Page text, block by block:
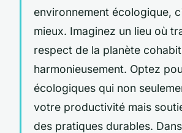
environnement écologique,
mieux. Imaginez un lieu où
respect de la planète
harmonieusement. Optez
écologiques qui non
votre productivité mais
des pratiques durables.